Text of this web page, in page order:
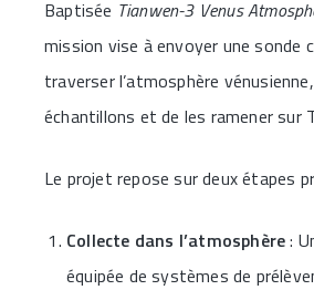
Baptisée Tianwen-3 Venus
mission vise à envoyer une sonde
traverser l’atmosphère
échantillons et de les ramener sur
Le projet repose sur deux étapes
Collecte dans l’atmosphère:
équipée de systèmes de